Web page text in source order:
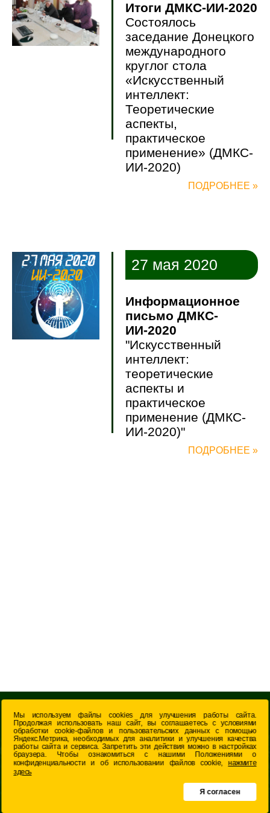
Итоги ДМКС-ИИ-2020
Состоялось
заседание Донецкого
международного
круглог стола
«Искусственный
интеллект:
Теоретические
аспекты,
практическое
применение» (ДМКС-
ИИ-2020)
ПОДРОБНЕЕ »
27 мая 2020
Информационное
письмо ДМКС-
ИИ-2020
"Искусственный
интеллект:
теоретические
аспекты и
практическое
применение (ДМКС-
ИИ-2020)"
ПОДРОБНЕЕ »
Мы используем файлы cookies для улучшения работы сайта.
Продолжая использовать наш сайт, вы соглашаетесь с условиями
обработки cookie-файлов и пользовательских данных с помощью
Яндекс.Метрика, необходимых для аналитики и улучшения качества
работы сайта и сервиса. Запретить эти действия можно в настройках
браузера. Чтобы ознакомиться с нашими Положениями о
конфиденциальности и об использовании файлов cookie,нажмите
здесь
Я согласен
ГЛАВНАЯ
ОБ ИНСТИТУТЕ
НАУЧНЫЕ ОТДЕЛЫ
НОВОСТНОЙ РАЗДЕЛ